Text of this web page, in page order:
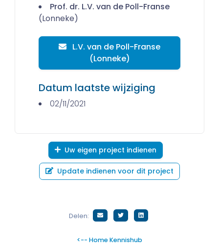
Prof. dr. L.V. van de Poll-Franse
(Lonneke)
L.V. van de Poll-Franse
(Lonneke)
Datum laatste wijziging
02/11/2021
Uw eigen project indienen
Update indienen voor dit project
Delen:
<-- Home Kennishub